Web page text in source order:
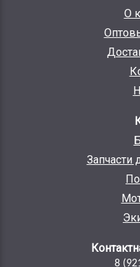
О
Запчасти
8